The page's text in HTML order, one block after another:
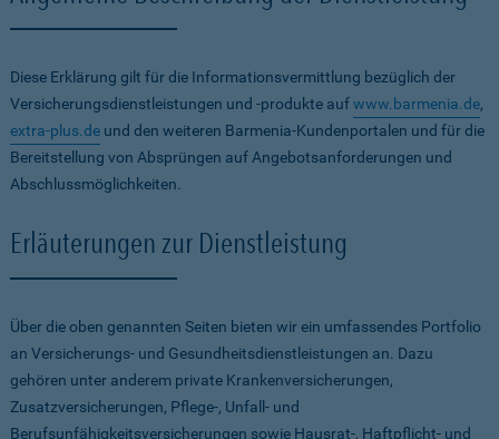
Diese Erklärung gilt für die Informationsvermittlung bezüglich der
Versicherungsdienstleistungen und -produkte aufwww.barmenia.de,
extra-plus.de und den weiteren Barmenia-Kundenportalen und für die
Bereitstellung von Absprüngen auf Angebotsanforderungen und
Abschlussmöglichkeiten.
Erläuterungen zur Dienstleistung
Über die oben genannten Seiten bieten wir ein umfassendes Portfolio
an Versicherungs- und Gesundheitsdienstleistungen an. Dazu
gehören unter anderem private Krankenversicherungen,
Zusatzversicherungen, Pflege-, Unfall- und
Berufsunfähigkeitsversicherungen sowie Hausrat-, Haftpflicht- und